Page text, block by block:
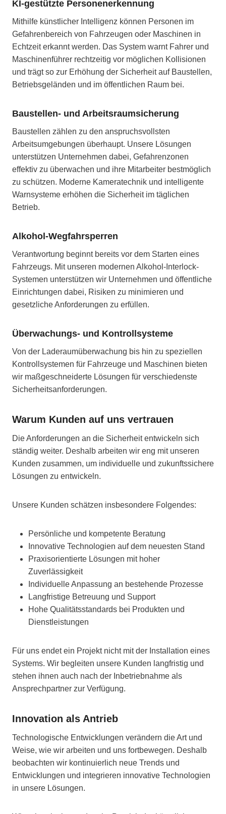
KI-gestützte Personenerkennung
Mithilfe künstlicher Intelligenz können Personen im
Gefahrenbereich von Fahrzeugen oder Maschinen in
Echtzeit erkannt werden. Das System warnt Fahrer und
Maschinenführer rechtzeitig vor möglichen Kollisionen
und trägt so zur Erhöhung der Sicherheit auf Baustellen,
Betriebsgeländen und im öffentlichen Raum bei.
Baustellen- und Arbeitsraumsicherung
Baustellen zählen zu den anspruchsvollsten
Arbeitsumgebungen überhaupt. Unsere Lösungen
unterstützen Unternehmen dabei, Gefahrenzonen
effektiv zu überwachen und ihre Mitarbeiter bestmöglich
zu schützen. Moderne Kameratechnik und intelligente
Warnsysteme erhöhen die Sicherheit im täglichen
Betrieb.
Alkohol-Wegfahrsperren
Verantwortung beginnt bereits vor dem Starten eines
Fahrzeugs. Mit unseren modernen Alkohol-Interlock-
Systemen unterstützen wir Unternehmen und öffentliche
Einrichtungen dabei, Risiken zu minimieren und
gesetzliche Anforderungen zu erfüllen.
Überwachungs- und Kontrollsysteme
Von der Laderaumüberwachung bis hin zu speziellen
Kontrollsystemen für Fahrzeuge und Maschinen bieten
wir maßgeschneiderte Lösungen für verschiedenste
Sicherheitsanforderungen.
Warum Kunden auf uns vertrauen
Die Anforderungen an die Sicherheit entwickeln sich
ständig weiter. Deshalb arbeiten wir eng mit unseren
Kunden zusammen, um individuelle und zukunftssichere
Lösungen zu entwickeln.
Unsere Kunden schätzen insbesondere Folgendes:
Persönliche und kompetente Beratung
Innovative Technologien auf dem neuesten Stand
Praxisorientierte Lösungen mit hoher
Zuverlässigkeit
Individuelle Anpassung an bestehende Prozesse
Langfristige Betreuung und Support
Hohe Qualitätsstandards bei Produkten und
Dienstleistungen
Für uns endet ein Projekt nicht mit der Installation eines
Systems. Wir begleiten unsere Kunden langfristig und
stehen ihnen auch nach der Inbetriebnahme als
Ansprechpartner zur Verfügung.
Innovation als Antrieb
Technologische Entwicklungen verändern die Art und
Weise, wie wir arbeiten und uns fortbewegen. Deshalb
beobachten wir kontinuierlich neue Trends und
Entwicklungen und integrieren innovative Technologien
in unsere Lösungen.